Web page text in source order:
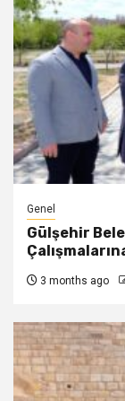
Genel
Gülşehir
3 months ago